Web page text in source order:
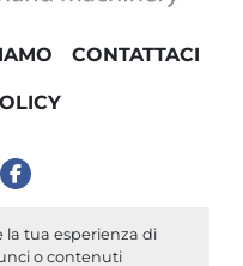
la tua esperienza di
o contenuti
CONTATTACI
facebook